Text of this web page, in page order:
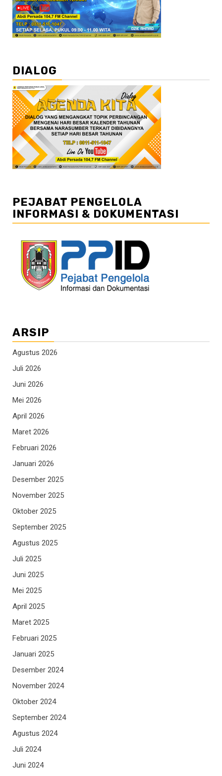
DIALOG
PEJABAT PENGELOLA
INFORMASI & DOKUMENTASI
ARSIP
Agustus 2026
Juli 2026
Juni 2026
Mei 2026
April 2026
Maret 2026
Februari 2026
Januari 2026
Desember 2025
November 2025
Oktober 2025
September 2025
Agustus 2025
Juli 2025
Juni 2025
Mei 2025
April 2025
Maret 2025
Februari 2025
Januari 2025
Desember 2024
November 2024
Oktober 2024
September 2024
Agustus 2024
Juli 2024
Juni 2024